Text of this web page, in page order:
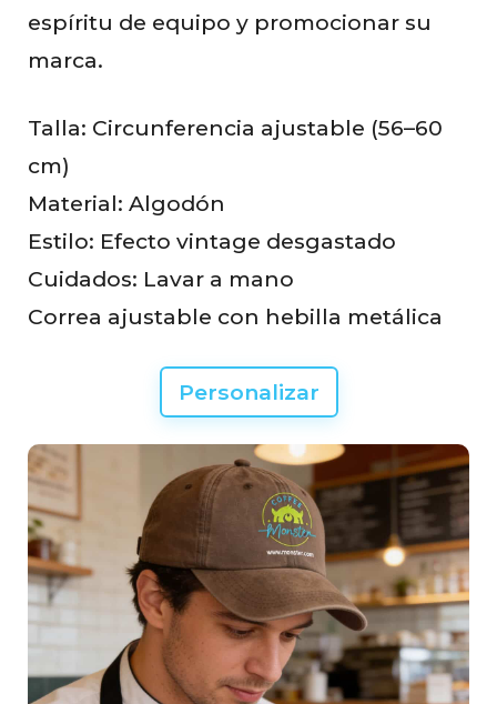
espíritu de equipo y promocionar su
marca.
Talla: Circunferencia ajustable (56–60
cm)
Material: Algodón
Estilo: Efecto vintage desgastado
Cuidados: Lavar a mano
Correa ajustable con hebilla metálica
Personalizar